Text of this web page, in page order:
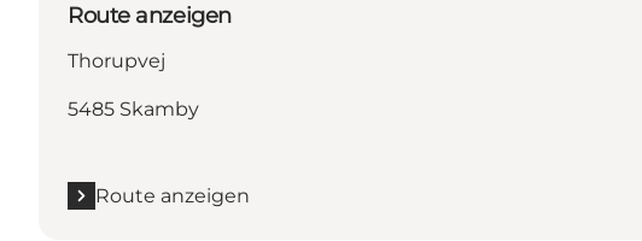
Route anzeigen
Thorupvej
5485 Skamby
Route anzeigen